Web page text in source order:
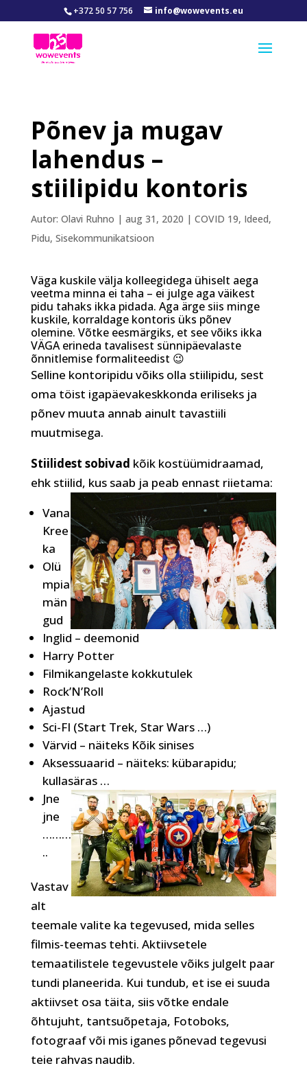
+372 50 57 756 info@wowevents.eu
Põnev ja mugav
lahendus –
stiilipidu kontoris
Autor: Olavi Ruhno | aug 31, 2020 | COVID 19, Ideed,
Pidu, Sisekommunikatsioon
Väga kuskile välja kolleegidega ühiselt aega
veetma minna ei taha – ei julge aga väikest
pidu tahaks ikka pidada. Aga ärge siis minge
kuskile, korraldage kontoris üks põnev
olemine. Võtke eesmärgiks, et see võiks ikka
VÄGA erineda tavalisest sünnipäevalaste
õnnitlemise formaliteedist 😉
Selline kontoripidu võiks olla stiilipidu, sest
oma töist igapäevakeskkonda eriliseks ja
põnev muuta annab ainult tavastiili
muutmisega.
Stiilidest sobivad kõik kostüümidraamad,
ehk stiilid, kus saab ja peab ennast riietama:
Vana
Kree
ka
Olü
mpia
män
gud
Inglid – deemonid
Harry Potter
Filmikangelaste kokkutulek
Rock’N’Roll
Ajastud
Sci-FI (Start Trek, Star Wars …)
Värvid – näiteks Kõik sinises
Aksessuaarid – näiteks: kübarapidu;
kullasäras …
Jne
jne
………
..
Vastav
alt
teemale valite ka tegevused, mida selles
filmis-teemas tehti. Aktiivsetele
temaatilistele tegevustele võiks julgelt paar
tundi planeerida. Kui tundub, et ise ei suuda
aktiivset osa täita, siis võtke endale
õhtujuht, tantsuõpetaja, Fotoboks,
fotograaf või mis iganes põnevad tegevusi
teie rahvas naudib.